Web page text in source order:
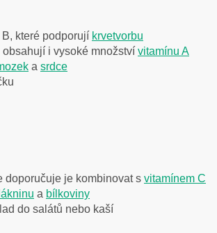
které podporují krvetvorbu
i vysoké množství vitamínu A
a srdce
doporučuje je kombinovat s vitamínem C
a bílkoviny
do salátů nebo kaší